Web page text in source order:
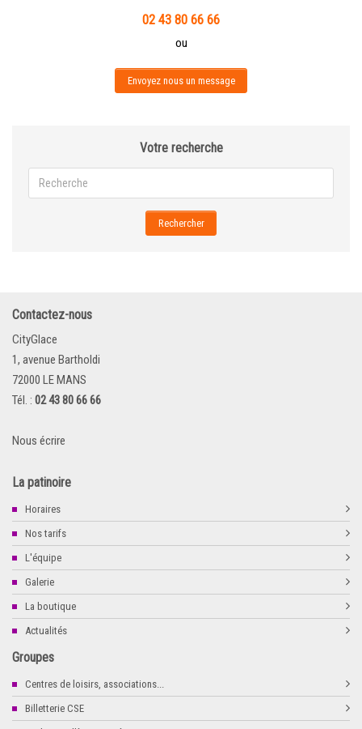
02 43 80 66 66
ou
Envoyez nous un message
Votre recherche
Rechercher
Contactez-nous
CityGlace
1, avenue Bartholdi
72000 LE MANS
Tél. : 02 43 80 66 66
Nous écrire
La patinoire
Horaires
Nos tarifs
L'équipe
Galerie
La boutique
Actualités
Groupes
Centres de loisirs, associations...
Billetterie CSE